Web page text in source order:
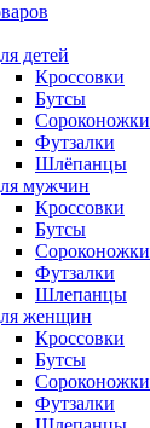
детей
Кроссовки
Бутсы
Сороконожки
Футзалки
Шлёпанцы
мужчин
Кроссовки
Бутсы
Сороконожки
Футзалки
Шлепанцы
женщин
Кроссовки
Бутсы
Сороконожки
Футзалки